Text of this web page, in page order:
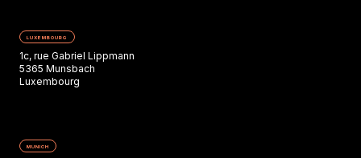
LUXEMBOURG
1c, rue Gabriel Lippmann
5365 Munsbach
Luxembourg
MUNICH